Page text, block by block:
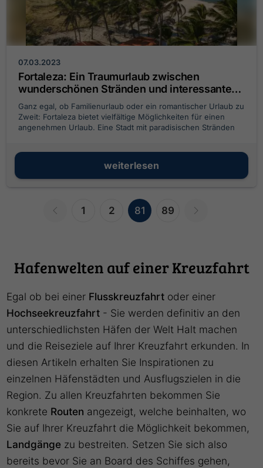
07.03.2023
Fortaleza: Ein Traumurlaub zwischen
wunderschönen Stränden und interessanten
Aktivitäten
Ganz egal, ob Familienurlaub oder ein romantischer Urlaub zu
Zweit: Fortaleza bietet vielfältige Möglichkeiten für einen
angenehmen Urlaub. Eine Stadt mit paradisischen Stränden
weiterlesen
1 2 81 89
Hafenwelten auf einer Kreuzfahrt
Egal ob bei einer Flusskreuzfahrt oder einer
Hochseekreuzfahrt - Sie werden definitiv an den
unterschiedlichsten Häfen der Welt Halt machen
und die Reiseziele auf Ihrer Kreuzfahrt erkunden. In
diesen Artikeln erhalten Sie Inspirationen zu
einzelnen Häfenstädten und Ausflugszielen in die
Region. Zu allen Kreuzfahrten bekommen Sie
konkrete Routen angezeigt, welche beinhalten, wo
Sie auf Ihrer Kreuzfahrt die Möglichkeit bekommen,
Landgänge zu bestreiten. Setzen Sie sich also
bereits bevor Sie an Board des Schiffes gehen,